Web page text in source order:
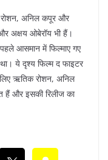
रोशन, अनिल कपूर और
अक्षय ओबेरॉय भी हैं।
आसमान में फिल्माए गए
ये दृश्य फिल्म द फाइटर
ऋतिक रोशन, अनिल
हैं और इसकी रिलीज का